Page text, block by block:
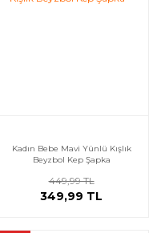
Kadın Bebe Mavi Yünlü Kışlık
Beyzbol Kep Şapka
449,99 TL
349,99 TL